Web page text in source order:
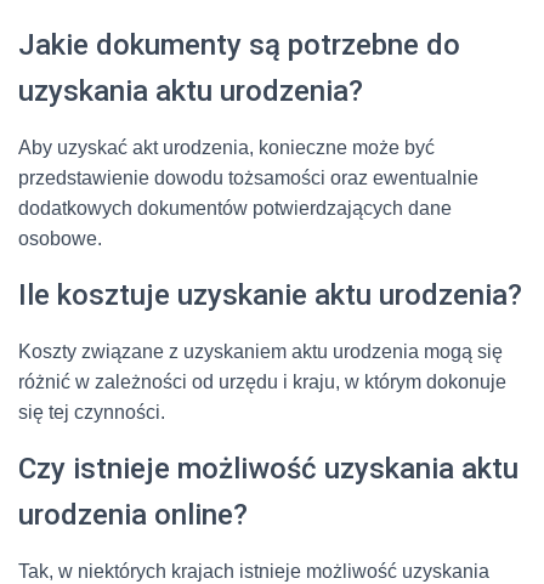
Jakie dokumenty są potrzebne do
uzyskania aktu urodzenia?
Aby uzyskać akt urodzenia, konieczne może być
przedstawienie dowodu tożsamości oraz ewentualnie
dodatkowych dokumentów potwierdzających dane
osobowe.
Ile kosztuje uzyskanie aktu urodzenia?
Koszty związane z uzyskaniem aktu urodzenia mogą się
różnić w zależności od urzędu i kraju, w którym dokonuje
się tej czynności.
Czy istnieje możliwość uzyskania aktu
urodzenia online?
Tak, w niektórych krajach istnieje możliwość uzyskania